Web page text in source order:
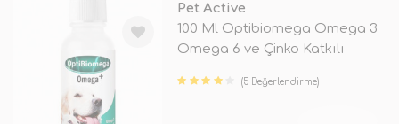
Pet Active
100 Ml Optibiomega Omega 3
Omega 6 ve Çinko Katkılı
(5 Değerlendirme)